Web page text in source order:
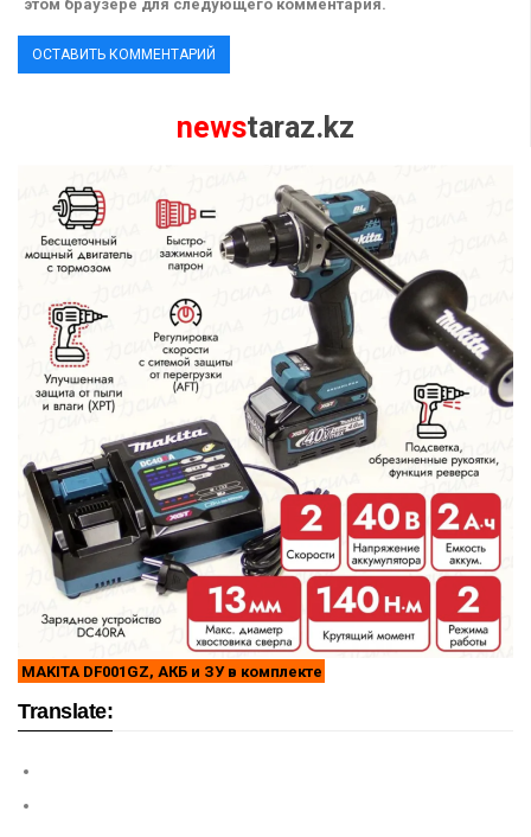
этом браузере для следующего комментария.
newstaraz.kz
MAKITA DF001GZ, АКБ и ЗУ в комплекте
Translate: